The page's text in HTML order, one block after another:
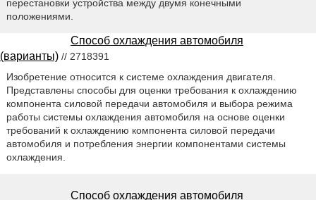
перестановки устройства между двумя конечными
положениями.
Способ охлаждения автомобиля
(варианты) // 2718391
Изобретение относится к системе охлаждения двигателя.
Представлены способы для оценки требования к охлаждению
компонента силовой передачи автомобиля и выбора режима
работы системы охлаждения автомобиля на основе оценки
требований к охлаждению компонента силовой передачи
автомобиля и потребления энергии компонентами системы
охлаждения.
Способ охлаждения автомобиля